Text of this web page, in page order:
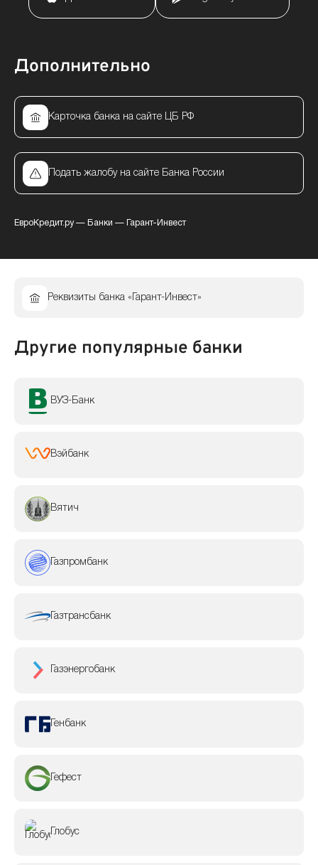
Дополнительно
Карточка банка на сайте ЦБ РФ
Подать жалобу на сайте Банка России
ЕвроКредит.ру— Банки — Гарант-Инвест
Реквизиты банка «Гарант-Инвест»
Другие популярные банки
ВУЗ-Банк
Вэйбанк
Вятич
Газпромбанк
Газтрансбанк
Газэнергобанк
Генбанк
Гефест
Глобус